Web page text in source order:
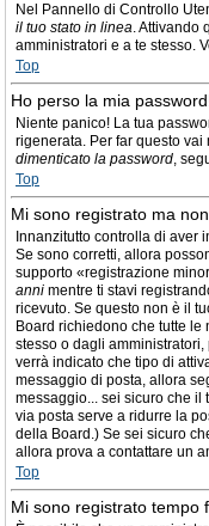
Nel Pannello di Controllo
il tuo stato in linea. Attivando
amministratori e a te stesso.
Top
Ho perso la mia
Niente panico! La tua
rigenerata. Per far questo
dimenticato la password,
Top
Mi sono registrato ma
Innanzitutto controlla di aver
Se sono corretti, allora
supporto «registrazione
anni mentre ti stavi
ricevuto. Se questo non è il
Board richiedono che tutte le
stesso o dagli
verrà indicato che tipo di
messaggio di posta, allora
messaggio... sei sicuro che il
via posta serve a ridurre la
della Board.) Se sei sicuro
allora prova a contattare un
Top
Mi sono registrato tempo